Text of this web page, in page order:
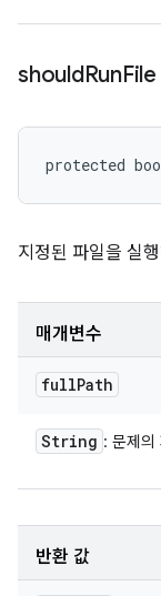
shouldRunFile
protected
지정된 파일을 실
매개변수
fullPath
String : 문제의
반환 값